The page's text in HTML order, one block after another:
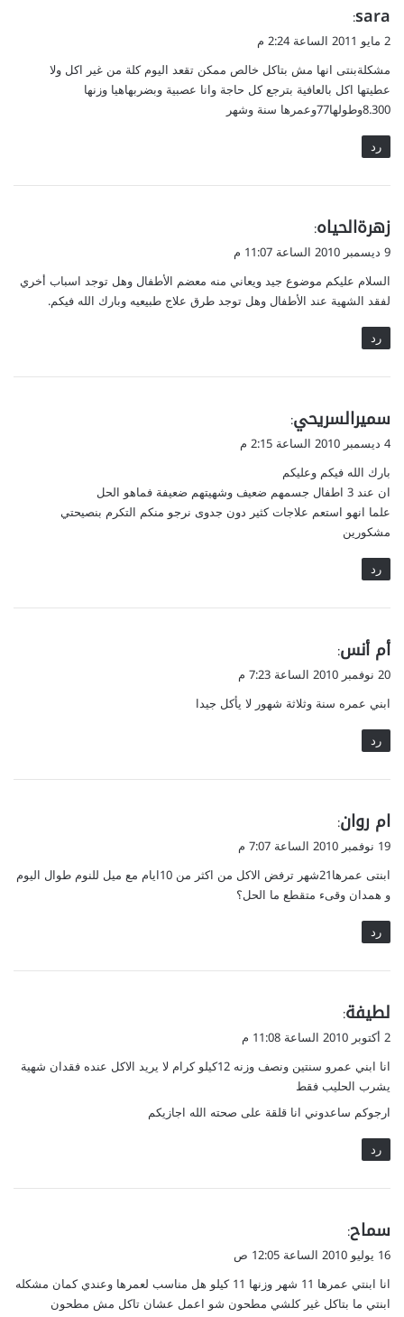
ي
ق
ل
sara
:
2 مايو 2011 الساعة 2:24 م
مشكلةبنتى انها مش بتاكل خالص ممكن تقعد اليوم كلة من غير اكل ولا
عطيتها اكل بالعافية بترجع كل حاجة وانا عصبية وبضربهاهيا وزنها
8.300وطولها77وعمرها سنة وشهر
رد
ي
ق
ل
زهرةالحياه:
9 ديسمبر 2010 الساعة 11:07 م
السلام عليكم موضوع جيد ويعاني منه معضم الأطفال وهل توجد اسباب أخري
لفقد الشهية عند الأطفال وهل توجد طرق علاج طبيعيه وبارك الله فيكم.
رد
ي
ق
ل
سميرالسريحي:
4 ديسمبر 2010 الساعة 2:15 م
بارك الله فيكم وعليكم
ان عند 3 اطفال جسمهم ضعيف وشهيتهم ضعيفة فماهو الحل
علما انهو استعم علاجات كثير دون جدوى نرجو منكم التكرم بنصيحتي
مشكورين
رد
ي
ق
ل
أم أنس:
20 نوفمبر 2010 الساعة 7:23 م
ابني عمره سنة وثلاثة شهور لا يأكل جيدا
رد
ي
ق
ل
ام روان:
19 نوفمبر 2010 الساعة 7:07 م
ابنتى عمرها21شهر ترفض الاكل من اكثر من 10ايام مع ميل للنوم طوال اليوم
و همدان وقىء متقطع ما الحل؟
رد
ي
ق
ل
لطيفة:
2 أكتوبر 2010 الساعة 11:08 م
انا ابني عمرو سنتين ونصف وزنه 12كيلو كرام لا يريد الاكل عنده فقدان شهية
يشرب الحليب فقط
ارجوكم ساعدوني انا قلقة على صحته الله اجازيكم
رد
ي
ق
ل
سماح:
16 يوليو 2010 الساعة 12:05 ص
انا ابنتي عمرها 11 شهر وزنها 11 كيلو هل مناسب لعمرها وعندي كمان مشكله
ابنتي ما بتاكل غير كلشي مطحون شو اعمل عشان تاكل مش مطحون